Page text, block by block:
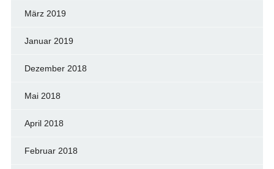
März 2019
Januar 2019
Dezember 2018
Mai 2018
April 2018
Februar 2018